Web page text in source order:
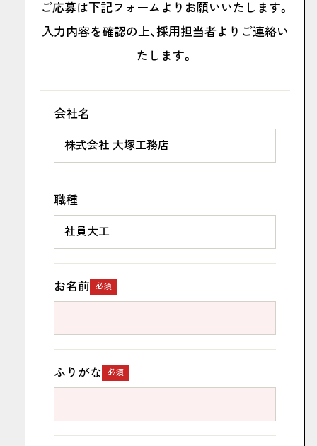
ご応募は下記フォームよりお願いいたします。
入力内容を確認の上、採用担当者よりご連絡い
たします。
会社名
職種
お名前 必須
ふりがな 必須